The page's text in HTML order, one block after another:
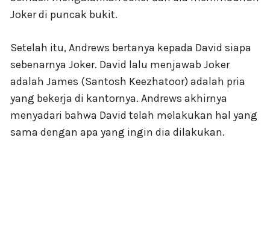
Joker di puncak bukit.
Setelah itu, Andrews bertanya kepada David siapa
sebenarnya Joker. David lalu menjawab Joker
adalah James (Santosh Keezhatoor) adalah pria
yang bekerja di kantornya. Andrews akhirnya
menyadari bahwa David telah melakukan hal yang
sama dengan apa yang ingin dia dilakukan.